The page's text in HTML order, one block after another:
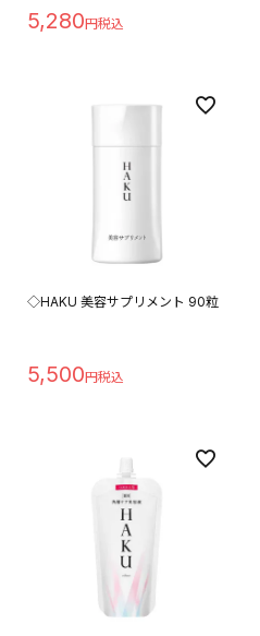
5,280
◇HAKU 美容サプリメント 90粒
5,500